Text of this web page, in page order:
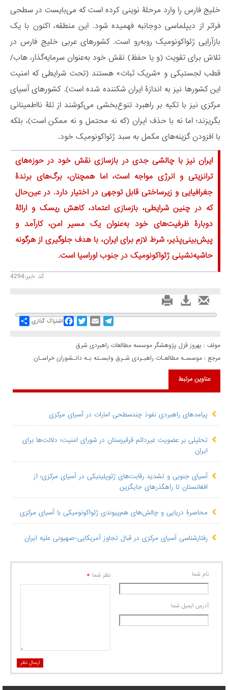
خلیج فارس را وارد مرحلۀ نوینی کرده است که می‌بایست در سطحی
فراتر از دیپلماسی دوجانبه فهمیده شود. این منطقه، اکنون با یک
بازآرایی ژئواکونومیک روبه‌رو است. کشورهای عربی خلیج فارس در
تلاش برای تقویت (و یا حفظ) نقش خود به‌عنوان سرمایه‌گذار، هاب/
قطب لجستیکی و «شریک ثبات» هستند (تحت شرایطی که امنیت
این کشورها نیز به اندازۀ ایران شکننده شده است). کشورهای آسیای
مرکزی نیز با تکیه بر راهبرد تنوع‌بخشی می‌کوشند از تلۀ نااطمینانی
بگریزند؛ اما نه با حذف ایران (که نه محتمل و نه ممکن است)، بلکه
با افزودن گزینه‌های مکمل به سبد ژئواکونومیک خود.
ایران نیز با چالشی جدی در بازسازی نقش خود در حوزه‌های
ترانزیتی و انرژی مواجه است، اما همچنان، برگ‌های برندۀ
جغرافیایی و زیرساختی قابل توجهی در اختیار دارد. در عین‌حال
که در چنین شرایطی، بازسازی اعتماد، کاهش ریسک و ارائۀ
دوبارۀ ظرفیت‌های خود به‌عنوان یک مسیر امن، کارآمد و
پیش‌بینی‌پذیر، شرط لازم برای ایران، با هدف جلوگیری از هرگونه
حاشیه‌نشینی ژئواکونومیک در جنوب اوراسیا است.
کد خبر:4294
Share اشتراک گذاری
FacebookTwitterEmail
Telegram
مولف : بهروز قزل پژوهشگر موسسه مطالعات راهبردی شرق
مرجع : موسسـه مطالعـات راهبـردی شـرق وابسـته بـه دانـشوران خراسـان
عناوین مرتبط
پیامدهای راهبردی نفوذ چندسطحی امارات در آسیای مرکزی
تحلیلی بر عضویت غیردائم قرقیزستان در شورای امنیت؛ دلالت‌ها برای
ایران
آسیای جنوبی و تشدید رقابت‌های ژئوپلیتیکی در آسیای مرکزی؛ از
افغانستان تا راهگذرهای جایگزین
محاصرۀ دریایی و چالش‌های هم‌پیوندی ژئواکونومیکی با آسیای مرکزی
رفتارشناسی آسیای مرکزی در قبال تجاوز آمریکایی-صهیونی علیه ایران
نام شما
آدرس ايميل شما
نظر شما *
ارسال نظر